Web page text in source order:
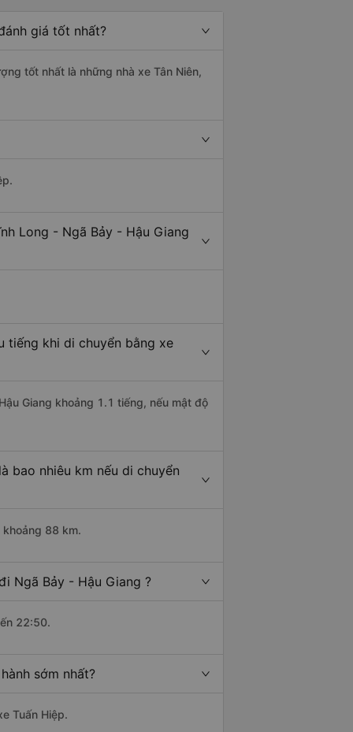
giá tốt nhất?
tốt nhất là những nhà xe Tân Niên,
Long - Ngã Bảy - Hậu Giang
tiếng khi di chuyển bằng xe
Giang khoảng 1.1 tiếng, nếu mật độ
bao nhiêu km nếu di chuyển
88 km.
Ngã Bảy - Hậu Giang ?
22:50.
sớm nhất?
Tuấn Hiệp.